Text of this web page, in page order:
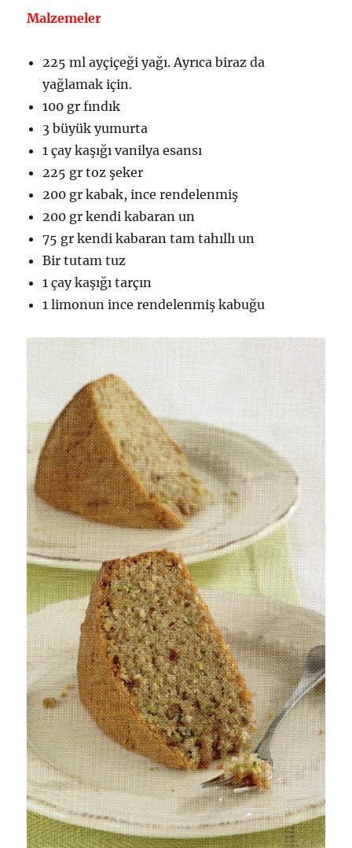
Malzemeler
225 ml ayçiçeği yağı. Ayrıca biraz da
yağlamak için.
100 gr fındık
3 büyük yumurta
1 çay kaşığı vanilya esansı
225 gr toz şeker
200 gr kabak, ince rendelenmiş
200 gr kendi kabaran un
75 gr kendi kabaran tam tahıllı un
Bir tutam tuz
1 çay kaşığı tarçın
1 limonun ince rendelenmiş kabuğu